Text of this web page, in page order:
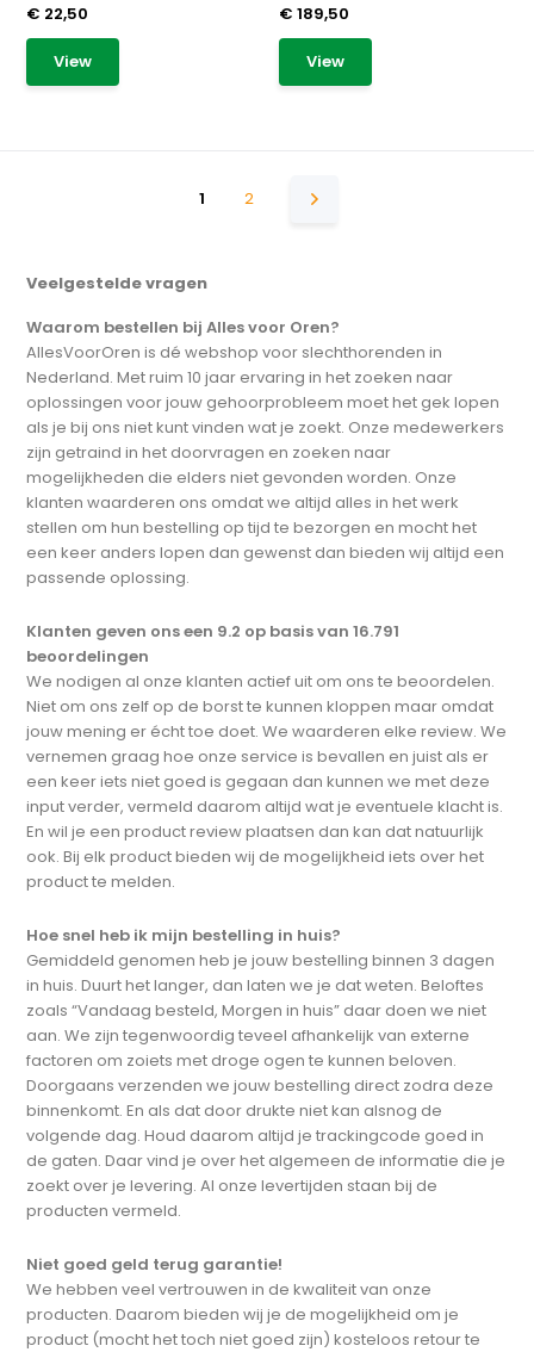
€ 22,50
View
€ 189,50
View
1 2
Veelgestelde vragen
Waarom bestellen bij Alles voor Oren?
AllesVoorOren is dé webshop voor slechthorenden in
Nederland. Met ruim 10 jaar ervaring in het zoeken naar
oplossingen voor jouw gehoorprobleem moet het gek lopen
als je bij ons niet kunt vinden wat je zoekt. Onze medewerkers
zijn getraind in het doorvragen en zoeken naar
mogelijkheden die elders niet gevonden worden. Onze
klanten waarderen ons omdat we altijd alles in het werk
stellen om hun bestelling op tijd te bezorgen en mocht het
een keer anders lopen dan gewenst dan bieden wij altijd een
passende oplossing.
Klanten geven ons een 9.2 op basis van 16.791
beoordelingen
We nodigen al onze klanten actief uit om ons te beoordelen.
Niet om ons zelf op de borst te kunnen kloppen maar omdat
jouw mening er écht toe doet. We waarderen elke review. We
vernemen graag hoe onze service is bevallen en juist als er
een keer iets niet goed is gegaan dan kunnen we met deze
input verder, vermeld daarom altijd wat je eventuele klacht is.
En wil je een product review plaatsen dan kan dat natuurlijk
ook. Bij elk product bieden wij de mogelijkheid iets over het
product te melden.
Hoe snel heb ik mijn bestelling in huis?
Gemiddeld genomen heb je jouw bestelling binnen 3 dagen
in huis. Duurt het langer, dan laten we je dat weten. Beloftes
zoals “Vandaag besteld, Morgen in huis” daar doen we niet
aan. We zijn tegenwoordig teveel afhankelijk van externe
factoren om zoiets met droge ogen te kunnen beloven.
Doorgaans verzenden we jouw bestelling direct zodra deze
binnenkomt. En als dat door drukte niet kan alsnog de
volgende dag. Houd daarom altijd je trackingcode goed in
de gaten. Daar vind je over het algemeen de informatie die je
zoekt over je levering. Al onze levertijden staan bij de
producten vermeld.
Niet goed geld terug garantie!
We hebben veel vertrouwen in de kwaliteit van onze
producten. Daarom bieden wij je de mogelijkheid om je
product (mocht het toch niet goed zijn) kosteloos retour te